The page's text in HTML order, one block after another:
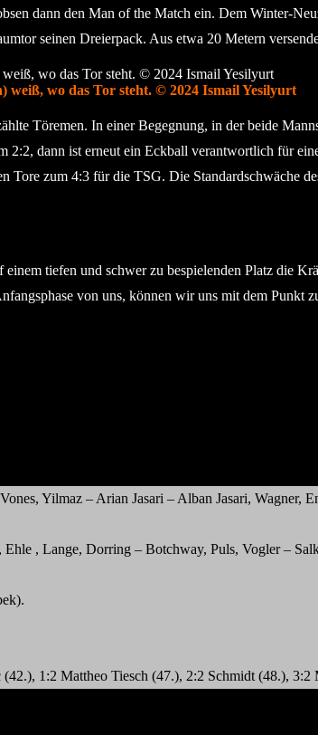
dann den Man of the Match ein. Dem Winter-
seinen Dreierpack. Aus etwa 20 Metern
wo das Tor steht. © 2024 Ismail Yesilyurt
Töremen. In einer Begegnung, in der beide
dann ist erneut ein Eckball verantwortlich für
Tore zum 4:3 für die TSG. Die Standardschwäche
tiefen und schwer zu bespielenden Platz die
von uns, können wir uns mit dem Punkt
Yilmaz – Arian Jasari – Alban Jasari, Wagner,
Ehle , Lange, Dorring – Botchway, Puls, Vogler –
1:2 Mattheo Tiesch (47.), 2:2 Schmidt (48.),